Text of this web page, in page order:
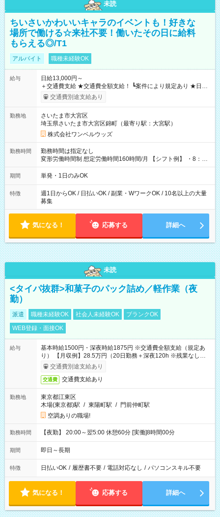
未読
ちいさいかわいいキャラのイベントも！好きな
場所で働ける☆来社不要！働いたその日に給料
もらえる◎/T1
アルバイト 職種未経験OK
給与
日給13,000円～
＋交通費支給 ★交通費全額支給！ ┗案件により規定あり ★日払
いOK！（規定あり） ┗働いたその日に現金GET♪ お仕事後はコ
ンビニATMから 日払い分を引き落とせます！ 【試用期間】試
交通費別途支給あり
勤務地
さいたま市大宮区
埼玉県さいたま市大宮区錦町（最寄り駅：大宮駅）
株式会社ワンベルウッズ
勤務時間
勤務時間は指定なし
変形労働時間制 想定労働時間160時間/月 【シフト例】 ・8：00
～21：00
期間 単発・1日のみOK
特徴
週1日からOK / 日払いOK / 副業・WワークOK / 10名以上の大量
募集
気になる！ 応募する 詳細へ
未読
<タイパ抜群>和菓子のパック詰め／軽作業（夜
勤）
派遣 職種未経験OK 社会人未経験OK
ブランクOK
WEB登録・面接OK
給与
基本時給1500円・深夜時給1875円 ※交通費全額支給（規定あ
り） 【月収例】28.5万円（20日勤務＋深夜120h ※残業なしの場
合）交通費別途支給あり
交通費 交通費支給あり
勤務地
東京都江東区
木場(東京都)駅 / 東陽町駅 / 門前仲町駅
空調ありの職場!
勤務時間 【夜勤】 20:00～翌5:00 休憩60分 [実働]8時間00分
期間 即日～長期
特徴 日払いOK / 履歴書不要 / 電話対応なし / パソコンスキル不要
気になる！ 応募する 詳細へ